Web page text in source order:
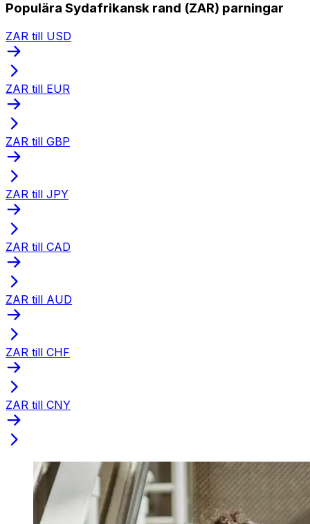
Populära Sydafrikansk rand (ZAR) parningar
ZAR till USD
ZAR till EUR
ZAR till GBP
ZAR till JPY
ZAR till CAD
ZAR till AUD
ZAR till CHF
ZAR till CNY